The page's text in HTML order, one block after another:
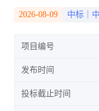
机
2026-08-09 中标｜
项目编号
发布时间
投标截止时间